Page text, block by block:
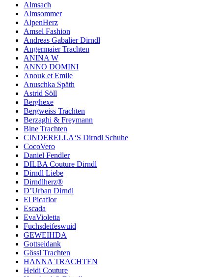
Almsach
Almsommer
AlpenHerz
Amsel Fashion
Andreas Gabalier Dirndl
Angermaier Trachten
ANINA W
ANNO DOMINI
Anouk et Emile
Anuschka Späth
Astrid Söll
Berghexe
Bergweiss Trachten
Berzaghi & Freymann
Bine Trachten
CINDERELLA‘S Dirndl Schuhe
CocoVero
Daniel Fendler
DILBA Couture Dirndl
Dirndl Liebe
Dirndlherz®
D’Urban Dirndl
El Picaflor
Escada
EvaVioletta
Fuchsdeifeswuid
GEWEIHDA
Gottseidank
Gössl Trachten
HANNA TRACHTEN
Heidi Couture